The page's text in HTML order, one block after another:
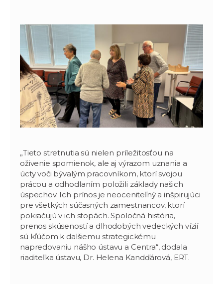
„Tieto stretnutia sú nielen príležitosťou na
oživenie spomienok, ale aj výrazom uznania a
úcty voči bývalým pracovníkom, ktorí svojou
prácou a odhodlaním položili základy našich
úspechov. Ich prínos je neoceniteľný a inšpirujúci
pre všetkých súčasných zamestnancov, ktorí
pokračujú v ich stopách. Spoločná história,
prenos skúseností a dlhodobých vedeckých vízií
sú kľúčom k dalšiemu strategickému
napredovaniu nášho ústavu a Centra“, dodala
riaditeľka ústavu, Dr. Helena Kandďárová, ERT.